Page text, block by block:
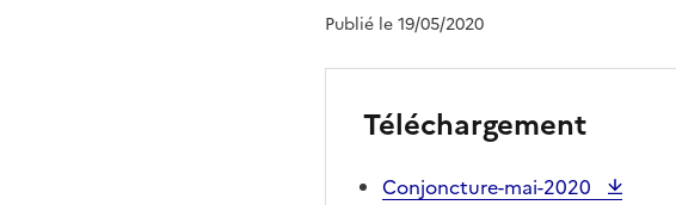
Publié le 19/05/2020
Téléchargement
Conjoncture-mai-2020